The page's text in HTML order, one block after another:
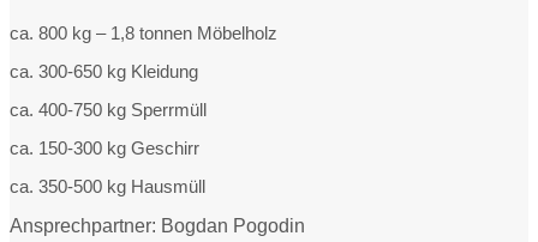
ca. 800 kg – 1,8 tonnen Möbelholz
ca. 300-650 kg Kleidung
ca. 400-750 kg Sperrmüll
ca. 150-300 kg Geschirr
ca. 350-500 kg Hausmüll
Ansprechpartner: Bogdan Pogodin